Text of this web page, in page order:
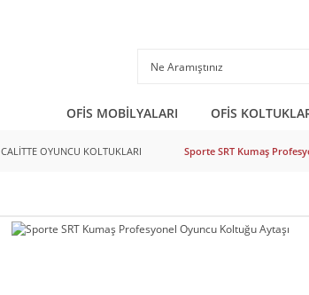
OFİS MOBİLYALARI OFİS
CALİTTE OYUNCU KOLTUKLARI Sporte SRT Kumaş